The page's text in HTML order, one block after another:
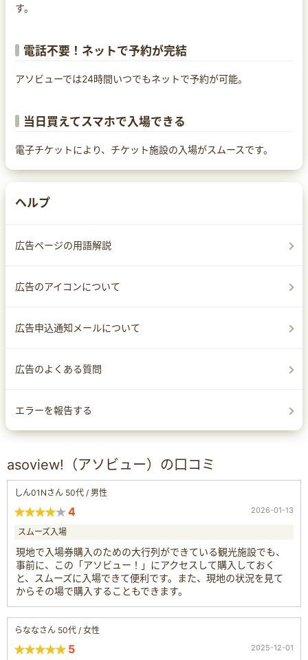
す。
電話不要！ネットで予約が完結
アソビューでは24時間いつでもネットで予約が可能。
当日買えてスマホで入場できる
電子チケットにより、チケット施設の入場がスムースです。
ヘルプ
広告ページの用語解説
広告のアイコンについて
広告申込通知メールについて
広告のよくある質問
エラーを報告する
asoview!（アソビュー）の口コミ
しん01Nさん 50代 / 男性
4 2026-01-13
スムーズ入場
現地で入場券購入のための大行列ができている観光施設でも、
事前に、この「アソビュー！」にアクセスして購入しておく
と、スムーズに入場できて便利です。また、現地の状況を見て
からその場で購入することもできます。
らななさん 50代 / 女性
5 2025-12-01